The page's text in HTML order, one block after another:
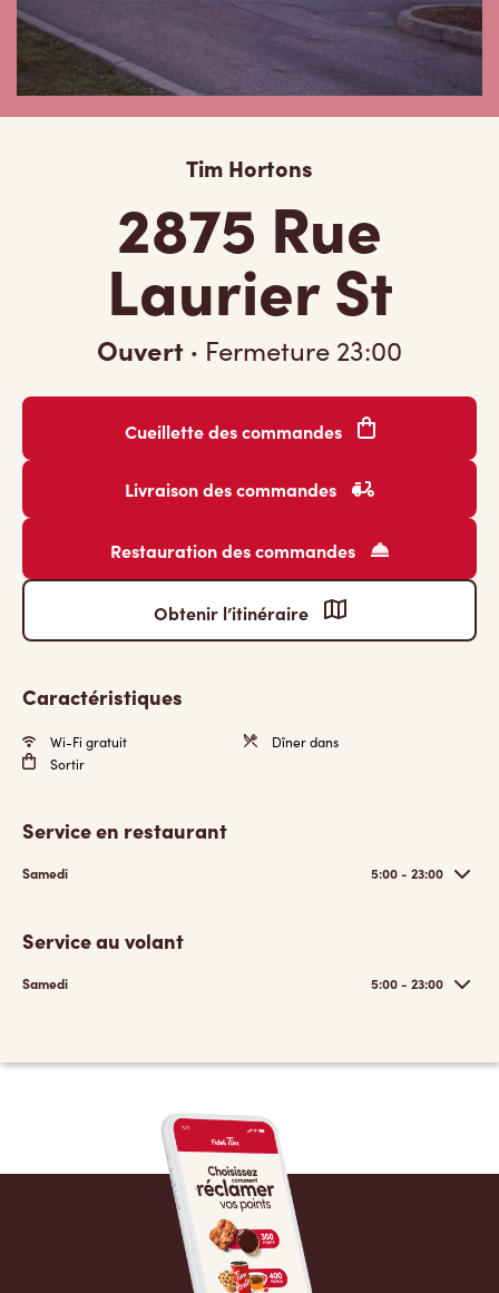
Tim Hortons
2875 Rue
Laurier St
Ouvert · Fermeture 23:00
Cueillette des commandes
Livraison des commandes
Restauration des commandes
Obtenir l’itinéraire
Caractéristiques
Wi-Fi gratuit
Dîner dans
Sortir
Service en restaurant
Samedi 5:00 - 23:00
Service au volant
Samedi 5:00 - 23:00